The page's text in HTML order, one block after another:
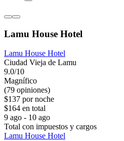
Lamu House Hotel
Lamu House Hotel
Ciudad Vieja de Lamu
9.0/10
Magnífico
(79 opiniones)
$137 por noche
$164 en total
9 ago - 10 ago
Total con impuestos y cargos
Lamu House Hotel